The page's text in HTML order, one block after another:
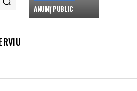
ANUNȚ PUBLIC